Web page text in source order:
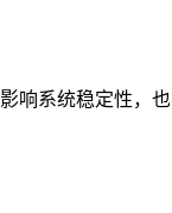
响系统稳定性，